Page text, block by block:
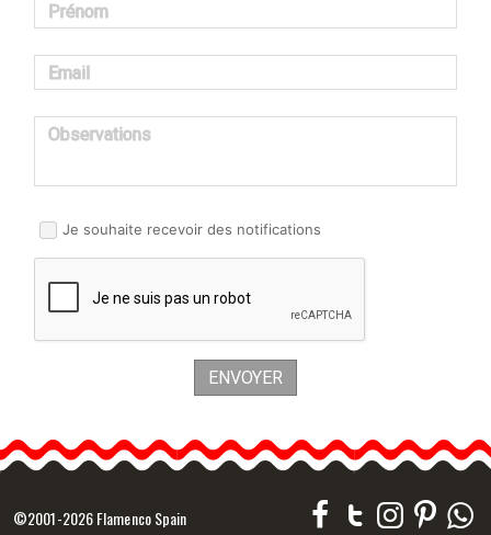
Prénom
Email
Observations
Je souhaite recevoir des notifications
ENVOYER
©2001-2026 Flamenco Spain